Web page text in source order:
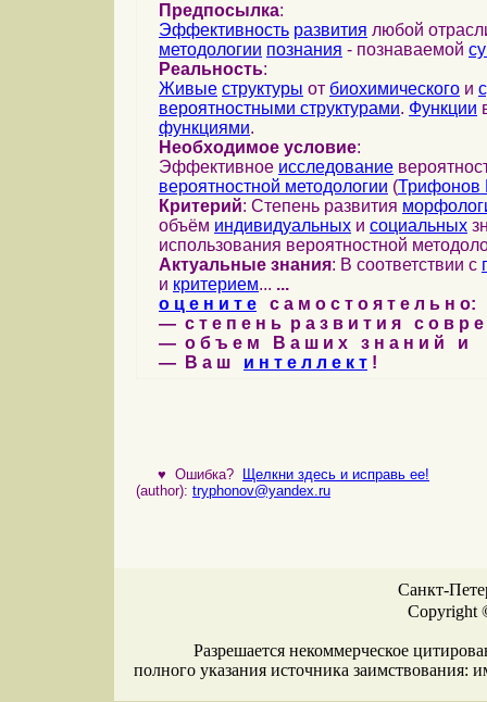
Предпосылка:
Эффективность развития любой
методологии познания - познаваемой
Реальность:
Живые структуры от биохимического и
вероятностными структурами. Функции
функциями.
Необходимое условие:
Эффективное исследование
вероятностной методологии (Трифонов
Критерий: Степень развития
объём индивидуальных и социальных
использования вероятностной
Актуальные знания: В соответствии с
и критерием... ...
о ц е н и т е с а м о с т о я т е л ь н о:
— с т е п е н ь р а з в и т и я с о в р
— о б ъ е м В а ш и х з н а н и й и
— В а ш и н т е л л е к т !
♥ Ошибка?
Щелкни здесь и исправь ее!
(author): tryphonov@yandex.ru
Санкт-
Copyright
Разрешается некоммерческое
полного указания источника заимствования: